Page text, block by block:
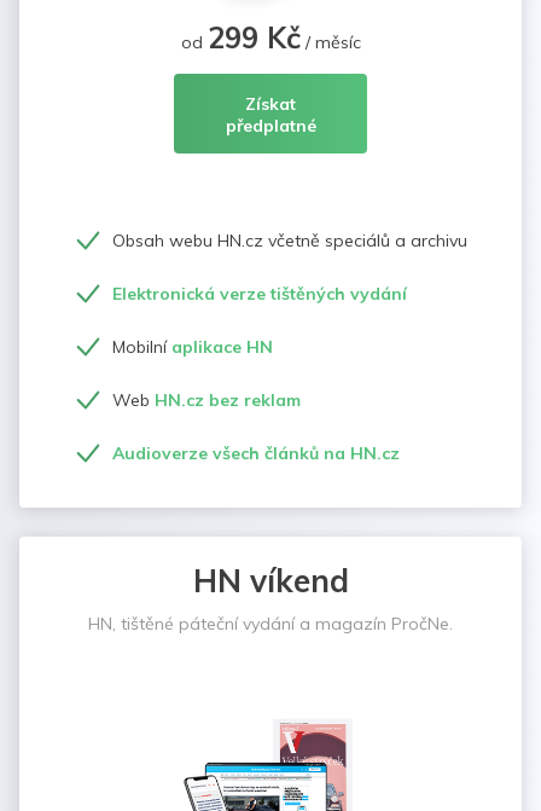
od 299 Kč/ měsíc
Získat
předplatné
Obsah webu HN.cz včetně speciálů a archivu
Elektronická verze tištěných vydání
Mobilní aplikace HN
Web HN.cz bez reklam
Audioverze všech článků na HN.cz
HN víkend
HN, tištěné páteční vydání a magazín PročNe.